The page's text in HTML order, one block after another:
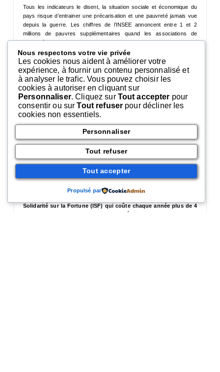
Tous les indicateurs le disent, la situation sociale et économique du
pays risque d’entrainer une précarisation et une pauvreté jamais vue
depuis la guerre. Les chiffres de l’INSEE annoncent entre 1 et 2
millions de pauvres supplémentaires quand les associations de
solidarité alertent sur l’explosion des demandes d’aides alimentaires.
Sur la période du premier confinement 1 270 000 personnes ont
sollicité l’aide du Secours Populaire dans ses permanences d’accueil,
dont 45 % étaient jusque-là inconnus de l’association, contre 3,3
millions sur toute l’année 2019.
Pour faire face à cette situation, et éviter que des milliers de ménages
ne basculent dans une situation de pauvreté extrême, et irréversible, la
Confédération Nationale du Logement demande
la gratuité des loyers pour toute la période de confinement !
L’État doit assumer ses responsabilités, et financer cette mesure de
solidarité nationale pour ne pas fragiliser les bailleurs sociaux, déjà
Solidarité sur la Fortune (ISF) qui coûte chaque année plus de 4
Nous respectons votre vie privée
Les cookies nous aident à améliorer votre
expérience, à fournir un contenu personnalisé et
à analyser le trafic. Vous pouvez choisir les
cookies à autoriser en cliquant sur
Personnaliser. Cliquez sur Tout accepter pour
consentir ou surTout refuser pour décliner les
cookies non essentiels.
Personnaliser
Tout refuser
Tout accepter
Propulsé par